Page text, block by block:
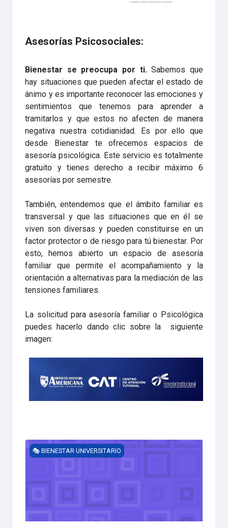
Asesorías Psicosociales:
Bienestar se preocupa por ti.Sabemos que
hay situaciones que pueden afectar el estado de
ánimo y es importante reconocer las emociones y
sentimientos que tenemos para aprender a
tramitarlos y que estos no afecten de manera
negativa nuestra cotidianidad. Es por ello que
desde Bienestar te ofrecemos espacios de
asesoría psicológica. Este servicio es totalmente
gratuito y tienes derecho a recibir máximo 6
asesorías por semestre.
También, entendemos que el ámbito familiar es
transversal y que las situaciones que en él se
viven son diversas y pueden constituirse en un
factor protector o de riesgo para tú bienestar. Por
esto, hemos abierto un espacio de asesoría
familiar que permite el acompañamiento y la
orientación a alternativas para la mediación de las
tensiones familiares.
La solicitud para asesoría familiar o Psicológica
puedes hacerlo dando clic sobre la siguiente
imagen:
Estrategias para la toma de decisiones 💡
🎭 BIENESTAR UNIVERSITARIO